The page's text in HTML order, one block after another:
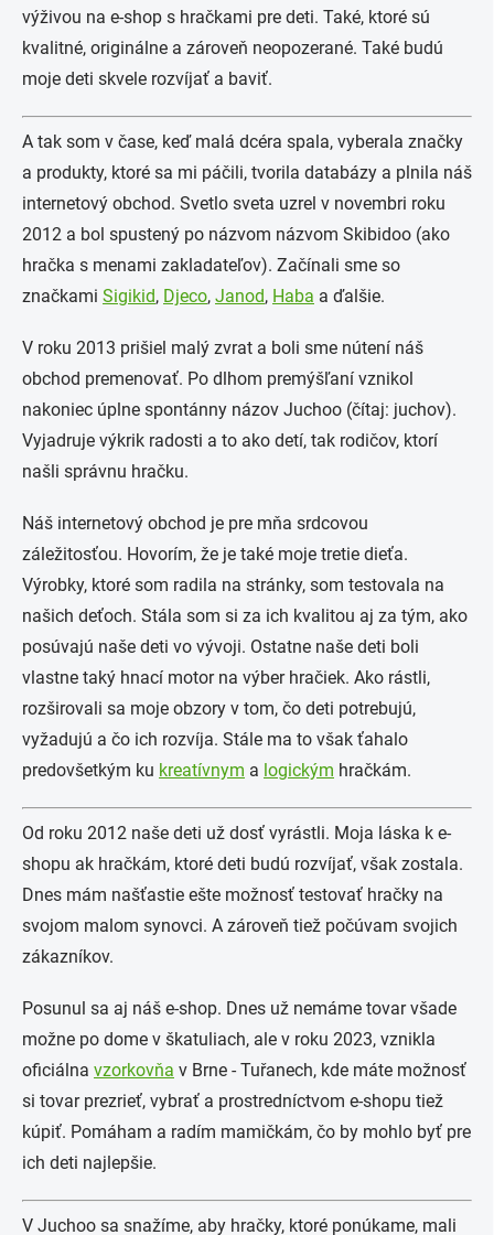
výživou na e-shop s hračkami pre deti. Také, ktoré sú
kvalitné, originálne a zároveň neopozerané. Také budú
moje deti skvele rozvíjať a baviť.
A tak som v čase, keď malá dcéra spala, vyberala značky
a produkty, ktoré sa mi páčili, tvorila databázy a plnila náš
internetový obchod. Svetlo sveta uzrel v novembri roku
2012 a bol spustený po názvom názvom Skibidoo (ako
hračka s menami zakladateľov). Začínali sme so
značkami Sigikid, Djeco, Janod, Haba a ďalšie.
V roku 2013 prišiel malý zvrat a boli sme nútení náš
obchod premenovať. Po dlhom premýšľaní vznikol
nakoniec úplne spontánny názov Juchoo (čítaj: juchov).
Vyjadruje výkrik radosti a to ako detí, tak rodičov, ktorí
našli správnu hračku.
Náš internetový obchod je pre mňa srdcovou
záležitosťou. Hovorím, že je také moje tretie dieťa.
Výrobky, ktoré som radila na stránky, som testovala na
našich deťoch. Stála som si za ich kvalitou aj za tým, ako
posúvajú naše deti vo vývoji. Ostatne naše deti boli
vlastne taký hnací motor na výber hračiek. Ako rástli,
rozširovali sa moje obzory v tom, čo deti potrebujú,
vyžadujú a čo ich rozvíja. Stále ma to však ťahalo
predovšetkým ku kreatívnym a logickým hračkám.
Od roku 2012 naše deti už dosť vyrástli. Moja láska k e-
shopu ak hračkám, ktoré deti budú rozvíjať, však zostala.
Dnes mám našťastie ešte možnosť testovať hračky na
svojom malom synovci. A zároveň tiež počúvam svojich
zákazníkov.
Posunul sa aj náš e-shop. Dnes už nemáme tovar všade
možne po dome v škatuliach, ale v roku 2023, vznikla
oficiálna vzorkovňa v Brne - Tuřanech, kde máte možnosť
si tovar prezrieť, vybrať a prostredníctvom e-shopu tiež
kúpiť. Pomáham a radím mamičkám, čo by mohlo byť pre
ich deti najlepšie.
V Juchoo sa snažíme, aby hračky, ktoré ponúkame, mali